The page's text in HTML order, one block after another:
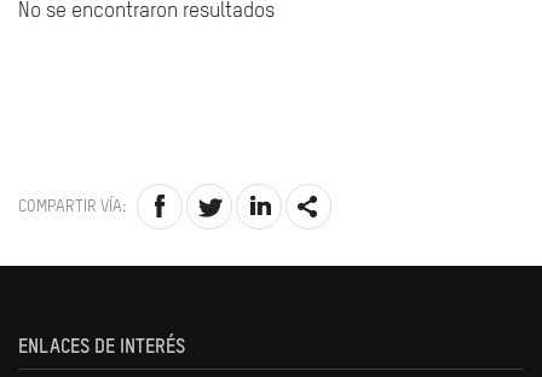
No se encontraron resultados
COMPARTIR VÍA:
ENLACES DE INTERÉS